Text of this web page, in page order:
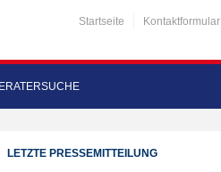
Startseite Kontaktformular
LETZTE PRESSEMITTEILUNG